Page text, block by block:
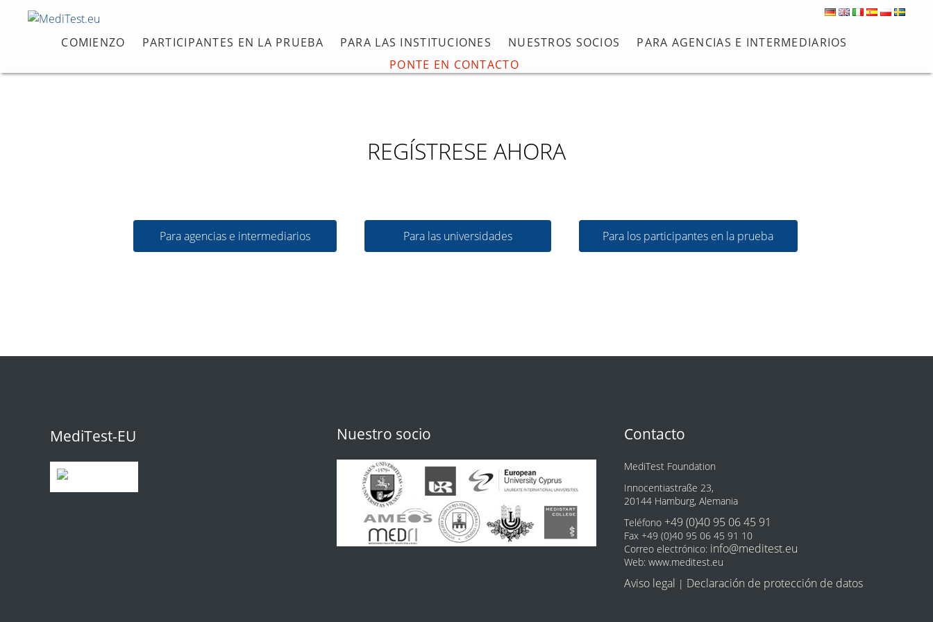
COMIENZO PARTICIPANTES EN LA PRUEBA PARA LAS INSTITUCIONES NUESTROS SOCIOS
PARA AGENCIAS E INTERMEDIARIOS
PONTE EN CONTACTO
REGÍSTRESE AHORA
Para agencias e intermediarios Para las universidades Para los participantes en la prueba
MediTest-EU Nuestro socio Contacto
MediTest Foundation
Innocentiastraße 23,
20144 Hamburg, Alemania
Teléfono +49 (0)40 95 06 45 91
Fax +49 (0)40 95 06 45 91 10
Correo electrónico: info@meditest.eu
Web: www.meditest.eu
Aviso legal | Declaración de protección de datos